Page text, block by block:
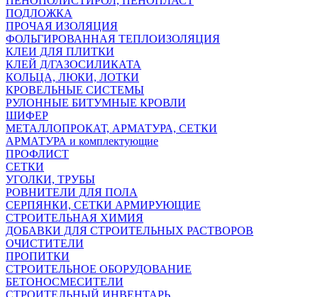
ПОДЛОЖКА
ПРОЧАЯ ИЗОЛЯЦИЯ
ФОЛЬГИРОВАННАЯ ТЕПЛОИЗОЛЯЦИЯ
КЛЕИ ДЛЯ ПЛИТКИ
КЛЕЙ Д/ГАЗОСИЛИКАТА
КОЛЬЦА, ЛЮКИ, ЛОТКИ
КРОВЕЛЬНЫЕ СИСТЕМЫ
РУЛОННЫЕ БИТУМНЫЕ КРОВЛИ
ШИФЕР
МЕТАЛЛОПРОКАТ, АРМАТУРА, СЕТКИ
АРМАТУРА и комплектующие
ПРОФЛИСТ
СЕТКИ
УГОЛКИ, ТРУБЫ
РОВНИТЕЛИ ДЛЯ ПОЛА
СЕРПЯНКИ, СЕТКИ АРМИРУЮЩИЕ
СТРОИТЕЛЬНАЯ ХИМИЯ
ДОБАВКИ ДЛЯ СТРОИТЕЛЬНЫХ РАСТВОРОВ
ОЧИСТИТЕЛИ
ПРОПИТКИ
СТРОИТЕЛЬНОЕ ОБОРУДОВАНИЕ
БЕТОНОСМЕСИТЕЛИ
СТРОИТЕЛЬНЫЙ ИНВЕНТАРЬ